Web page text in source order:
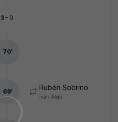
3 - 0
70’
Rubén Sobrino
Iván Alejo
69’